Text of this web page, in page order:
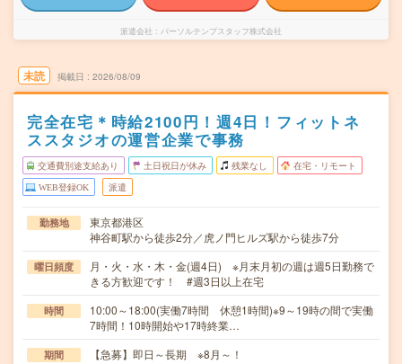
派遣会社 パーソルテンプスタッフ株式会社
未読 掲載日 2026/08/09
完全在宅＊時給2100円！週4日！フィットネ
ススタジオの運営企業で事務
交通費別途支給あり 土日祝日が休み 残業なし 在宅・リモート
WEB登録OK 派遣
勤務地
東京都港区
神谷町駅から徒歩2分／虎ノ門ヒルズ駅から徒歩7分
曜日頻度
月・火・水・木・金(週4日) ※月末月初の週は週5日勤務で
きる方歓迎です！ #週3日以上在宅
時間
10:00～18:00(実働7時間 休憩1時間)※9～19時の間で実働
7時間！10時開始や17時終業…
期間 【急募】即日～長期 ※8月～！